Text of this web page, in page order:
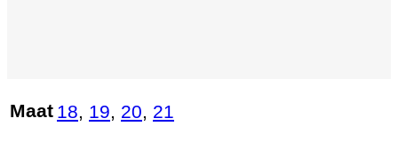
Maat 18, 19, 20, 21